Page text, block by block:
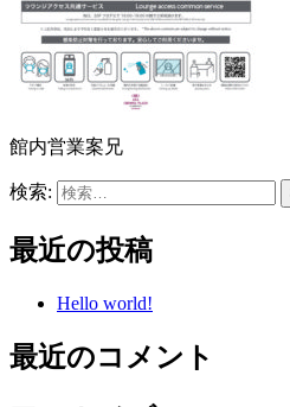
館内営業案兄
検索:
最近の投稿
Hello world!
最近のコメント